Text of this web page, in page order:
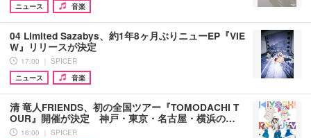
ニュース
音楽
04 Limited Sazabys、約1年8ヶ月ぶりニューEP『VIE
W』リリースが決定
17:00 ｜ SPICER
ニュース
音楽
清 竜人FRIENDS、初の全国ツアー『TOMODACHI T
OUR』開催が決定 神戸・東京・名古屋・横浜の…
16:00 ｜ SPICER